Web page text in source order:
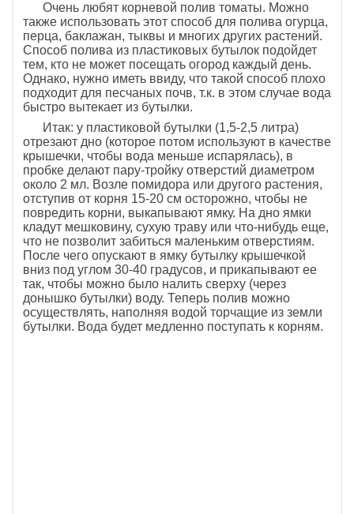
Очень любят корневой полив томаты. Можно
также использовать этот способ для полива огурца,
перца, баклажан, тыквы и многих других растений.
Способ полива из пластиковых бутылок подойдет
тем, кто не может посещать огород каждый день.
Однако, нужно иметь ввиду, что такой способ плохо
подходит для песчаных почв, т.к. в этом случае вода
быстро вытекает из бутылки.
Итак: у пластиковой бутылки (1,5-2,5 литра)
отрезают дно (которое потом используют в качестве
крышечки, чтобы вода меньше испарялась), в
пробке делают пару-тройку отверстий диаметром
около 2 мл. Возле помидора или другого растения,
отступив от корня 15-20 см осторожно, чтобы не
повредить корни, выкапывают ямку. На дно ямки
кладут мешковину, сухую траву или что-нибудь еще,
что не позволит забиться маленьким отверстиям.
После чего опускают в ямку бутылку крышечкой
вниз под углом 30-40 градусов, и прикапывают ее
так, чтобы можно было налить сверху (через
донышко бутылки) воду. Теперь полив можно
осуществлять, наполняя водой торчащие из земли
бутылки. Вода будет медленно поступать к корням.